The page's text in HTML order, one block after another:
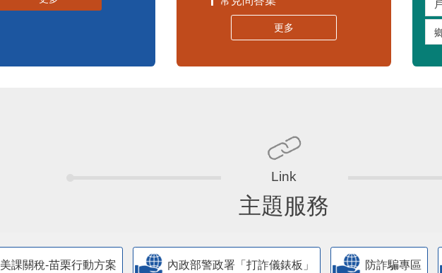
更多
主題服務
美課關稅-苗栗行動方案 內政部警政署「打詐儀錶板」 防詐騙專區